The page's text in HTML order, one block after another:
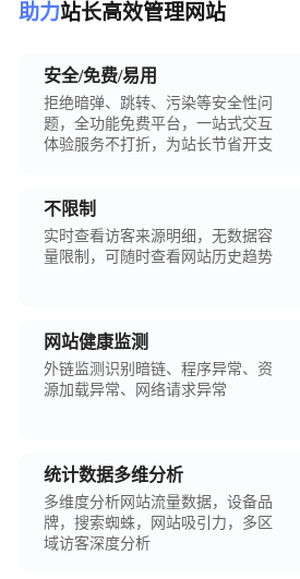
助力站长高效管理网站
安全/免费/易用
拒绝暗弹、跳转、污染等安全性问
题，全功能免费平台，一站式交互
体验服务不打折，为站长节省开支
不限制
实时查看访客来源明细，无数据容
量限制，可随时查看网站历史趋势
网站健康监测
外链监测识别暗链、程序异常、资
源加载异常、网络请求异常
统计数据多维分析
多维度分析网站流量数据，设备品
牌，搜索蜘蛛，网站吸引力，多区
域访客深度分析